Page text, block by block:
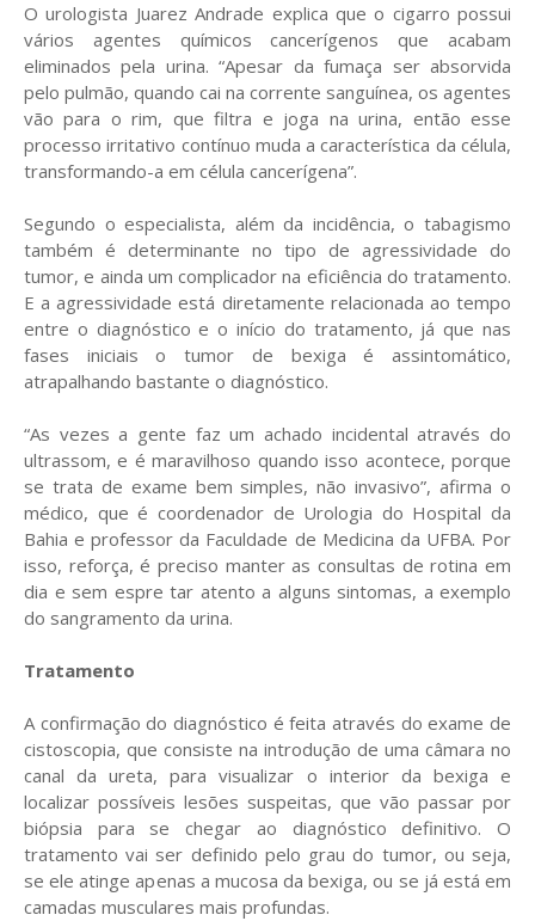
O urologista Juarez Andrade explica que o cigarro possui
vários agentes químicos cancerígenos que acabam
eliminados pela urina. “Apesar da fumaça ser absorvida
pelo pulmão, quando cai na corrente sanguínea, os agentes
vão para o rim, que filtra e joga na urina, então esse
processo irritativo contínuo muda a característica da célula,
transformando-a em célula cancerígena”.
Segundo o especialista, além da incidência, o tabagismo
também é determinante no tipo de agressividade do
tumor, e ainda um complicador na eficiência do tratamento.
E a agressividade está diretamente relacionada ao tempo
entre o diagnóstico e o início do tratamento, já que nas
fases iniciais o tumor de bexiga é assintomático,
atrapalhando bastante o diagnóstico.
“As vezes a gente faz um achado incidental através do
ultrassom, e é maravilhoso quando isso acontece, porque
se trata de exame bem simples, não invasivo”, afirma o
médico, que é coordenador de Urologia do Hospital da
Bahia e professor da Faculdade de Medicina da UFBA. Por
isso, reforça, é preciso manter as consultas de rotina em
dia e sem espre tar atento a alguns sintomas, a exemplo
do sangramento da urina.
Tratamento
A confirmação do diagnóstico é feita através do exame de
cistoscopia, que consiste na introdução de uma câmara no
canal da ureta, para visualizar o interior da bexiga e
localizar possíveis lesões suspeitas, que vão passar por
biópsia para se chegar ao diagnóstico definitivo. O
tratamento vai ser definido pelo grau do tumor, ou seja,
se ele atinge apenas a mucosa da bexiga, ou se já está em
camadas musculares mais profundas.